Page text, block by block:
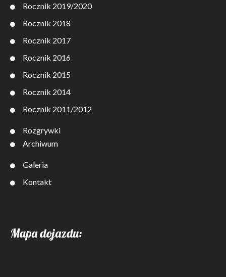
Rocznik 2019/2020
Rocznik 2018
Rocznik 2017
Rocznik 2016
Rocznik 2015
Rocznik 2014
Rocznik 2011/2012
Rozgrywki
Archiwum
Galeria
Kontakt
Mapa dojazdu: